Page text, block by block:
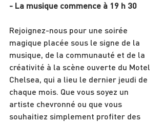
- La musique commence à 19 h 30
Rejoignez-nous pour une soirée
magique placée sous le signe de la
musique, de la communauté et de la
créativité à la scène ouverte du Motel
Chelsea, qui a lieu le dernier jeudi de
chaque mois. Que vous soyez un
artiste chevronné ou que vous
souhaitiez simplement profiter des